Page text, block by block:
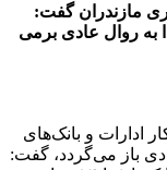
مازندران گفت:
به روال عادی برمی
ادارات و بانک‌های
به روال عادی باز می‌گردد، گفت: